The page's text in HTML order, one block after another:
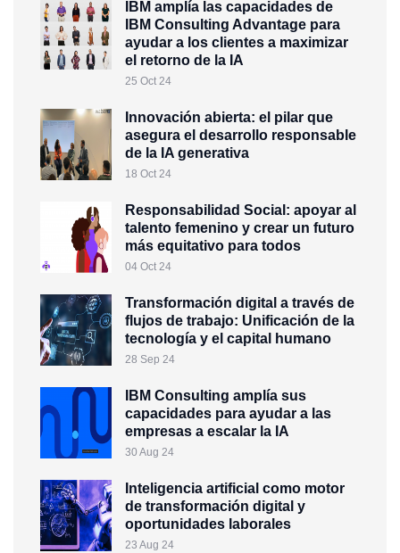
IBM amplía las capacidades de
IBM Consulting Advantage para
ayudar a los clientes a maximizar
el retorno de la IA
25 Oct 24
Innovación abierta: el pilar que
asegura el desarrollo responsable
de la IA generativa
18 Oct 24
Responsabilidad Social: apoyar al
talento femenino y crear un futuro
más equitativo para todos
04 Oct 24
Transformación digital a través de
flujos de trabajo: Unificación de la
tecnología y el capital humano
28 Sep 24
IBM Consulting amplía sus
capacidades para ayudar a las
empresas a escalar la IA
30 Aug 24
Inteligencia artificial como motor
de transformación digital y
oportunidades laborales
23 Aug 24